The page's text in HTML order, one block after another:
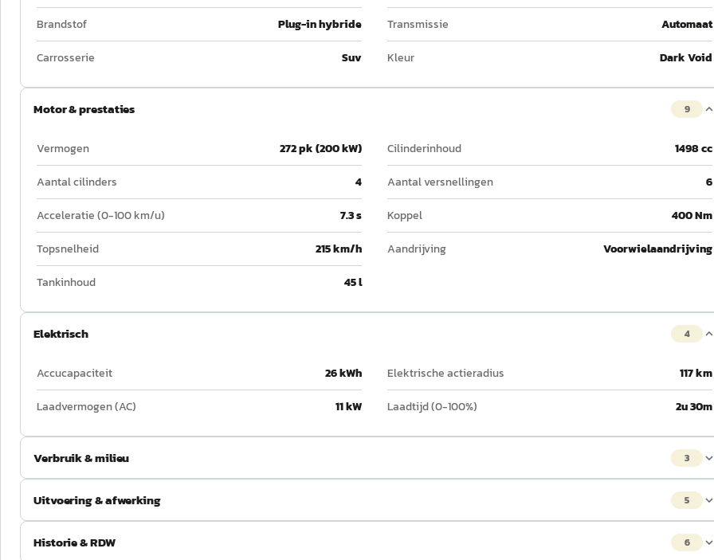
Brandstof
Plug-in hybride Transmissie
Automaat
Carrosserie
Suv Kleur Dark Void
Motor & prestaties 9
Vermogen 272 pk (200 kW) Cilinderinhoud
1498 cc
Aantal cilinders
4 Aantal versnellingen
6
Acceleratie (0-100 km/u)
7.3 s Koppel
400 Nm
Topsnelheid
215 km/h Aandrijving
Voorwielaandrijving
Tankinhoud
45 l
Elektrisch 4
Accucapaciteit 26 kWh Elektrische actieradius
117 km
Laadvermogen (AC)
11 kW Laadtijd (0-100%) 2u 30m
Verbruik & milieu 3
Uitvoering & afwerking 5
Historie & RDW 6